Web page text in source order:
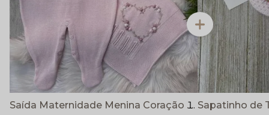
Saída Maternidade Menina Coração Rococó - Rosa Bebê - Manta e Macacão Sapatinho de